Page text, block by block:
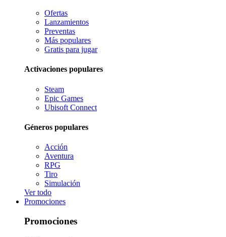
Ofertas
Lanzamientos
Preventas
Más populares
Gratis para jugar
Activaciones populares
Steam
Epic Games
Ubisoft Connect
Géneros populares
Acción
Aventura
RPG
Tiro
Simulación
Ver todo
Promociones
Promociones